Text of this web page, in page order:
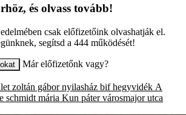
és olvass tovább!
csak előfizetőink olvashatják el.
segítsd a 444 működését!
Már előfizetőnk vagy?
zoltán gábor nyilasház bif hegyvidék A
schmidt mária Kun páter városmajor utca